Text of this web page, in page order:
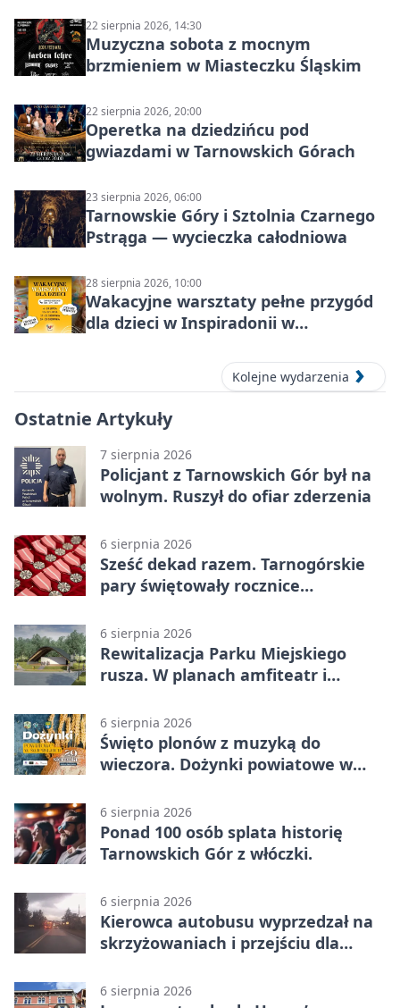
22 sierpnia 2026, 14:30
Muzyczna sobota z mocnym
brzmieniem w Miasteczku Śląskim
22 sierpnia 2026, 20:00
Operetka na dziedzińcu pod
gwiazdami w Tarnowskich Górach
23 sierpnia 2026, 06:00
Tarnowskie Góry i Sztolnia Czarnego
Pstrąga — wycieczka całodniowa
28 sierpnia 2026, 10:00
Wakacyjne warsztaty pełne przygód
dla dzieci w Inspiradonii w
Kolejne wydarzenia
Ostatnie Artykuły
7 sierpnia 2026
Policjant z Tarnowskich Gór był na
wolnym. Ruszył do ofiar zderzenia
6 sierpnia 2026
Sześć dekad razem. Tarnogórskie
pary świętowały rocznice
6 sierpnia 2026
Rewitalizacja Parku Miejskiego
rusza. W planach amfiteatr i
6 sierpnia 2026
Święto plonów z muzyką do
wieczora. Dożynki powiatowe w
6 sierpnia 2026
Ponad 100 osób splata historię
Tarnowskich Gór z włóczki.
6 sierpnia 2026
Kierowca autobusu wyprzedzał na
skrzyżowaniach i przejściu dla
6 sierpnia 2026